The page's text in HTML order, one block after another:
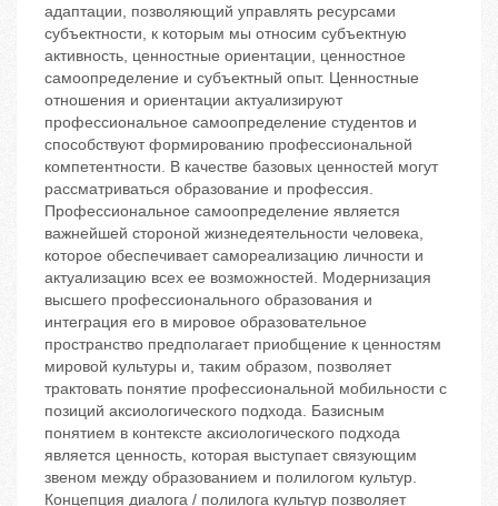
адаптации, позволяющий управлять ресурсами
субъектности, к которым мы относим субъектную
активность, ценностные ориентации, ценностное
самоопределение и субъектный опыт. Ценностные
отношения и ориентации актуализируют
профессиональное самоопределение студентов и
способствуют формированию профессиональной
компетентности. В качестве базовых ценностей могут
рассматриваться образование и профессия.
Профессиональное самоопределение является
важнейшей стороной жизнедеятельности человека,
которое обеспечивает самореализацию личности и
актуализацию всех ее возможностей. Модернизация
высшего профессионального образования и
интеграция его в мировое образовательное
пространство предполагает приобщение к ценностям
мировой культуры и, таким образом, позволяет
трактовать понятие профессиональной мобильности с
позиций аксиологического подхода. Базисным
понятием в контексте аксиологического подхода
является ценность, которая выступает связующим
звеном между образованием и полилогом культур.
Концепция диалога / полилога культур позволяет